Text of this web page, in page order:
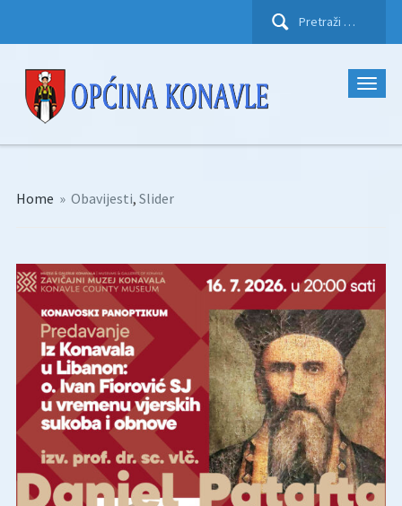
Pretraži:
Home » Obavijesti, Slider